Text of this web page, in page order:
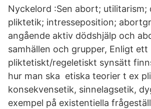
Nyckelord :Sen abort; utilitarism;
pliktetik; intresseposition;
angående aktiv dödshjälp och
samhällen och grupper, Enligt ett
pliktetiskt/regeletiskt synsätt
hur man ska etiska teorier t ex
konsekvensetik, sinnelagsetik,
exempel på existentiella